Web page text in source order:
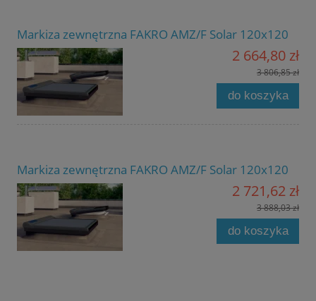
Markiza zewnętrzna FAKRO AMZ/F Solar 120x120
2 664,80 zł
3 806,85 zł
do koszyka
Markiza zewnętrzna FAKRO AMZ/F Solar 120x120
2 721,62 zł
3 888,03 zł
do koszyka